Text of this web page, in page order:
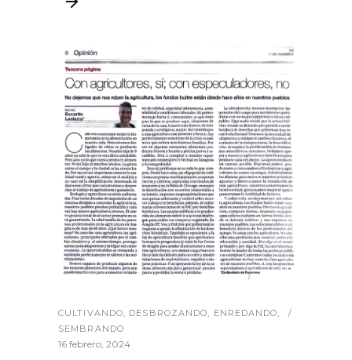
CULTIVANDO DESBROZANDO ENREDANDO
SEMBRANDO
16 febrero, 2024